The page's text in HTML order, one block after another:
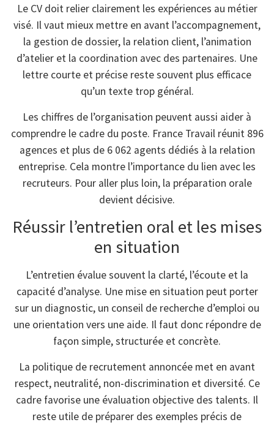
Le CV doit relier clairement les expériences au métier
visé. Il vaut mieux mettre en avant l’accompagnement,
la gestion de dossier, la relation client, l’animation
d’atelier et la coordination avec des partenaires. Une
lettre courte et précise reste souvent plus efficace
qu’un texte trop général.
Les chiffres de l’organisation peuvent aussi aider à
comprendre le cadre du poste. France Travail réunit 896
agences et plus de 6 062 agents dédiés à la relation
entreprise. Cela montre l’importance du lien avec les
recruteurs. Pour aller plus loin, la préparation orale
devient décisive.
Réussir l’entretien oral et les mises
en situation
L’entretien évalue souvent la clarté, l’écoute et la
capacité d’analyse. Une mise en situation peut porter
sur un diagnostic, un conseil de recherche d’emploi ou
une orientation vers une aide. Il faut donc répondre de
façon simple, structurée et concrète.
La politique de recrutement annoncée met en avant
respect, neutralité, non-discrimination et diversité. Ce
cadre favorise une évaluation objective des talents. Il
reste utile de préparer des exemples précis de